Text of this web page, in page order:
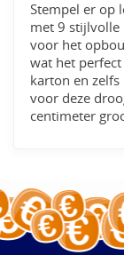
Stempel er op
met 9 stijlvolle
voor het
wat het
karton en
voor deze
centimeter